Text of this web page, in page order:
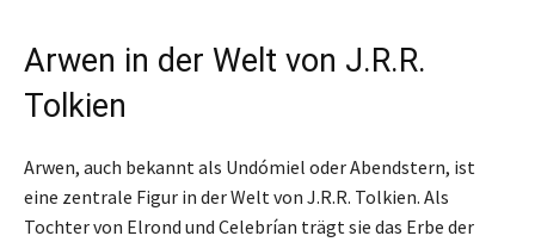
Arwen in der Welt von J.R.R.
Tolkien
Arwen, auch bekannt als Undómiel oder Abendstern, ist
eine zentrale Figur in der Welt von J.R.R. Tolkien. Als
Tochter von Elrond und Celebrían trägt sie das Erbe der